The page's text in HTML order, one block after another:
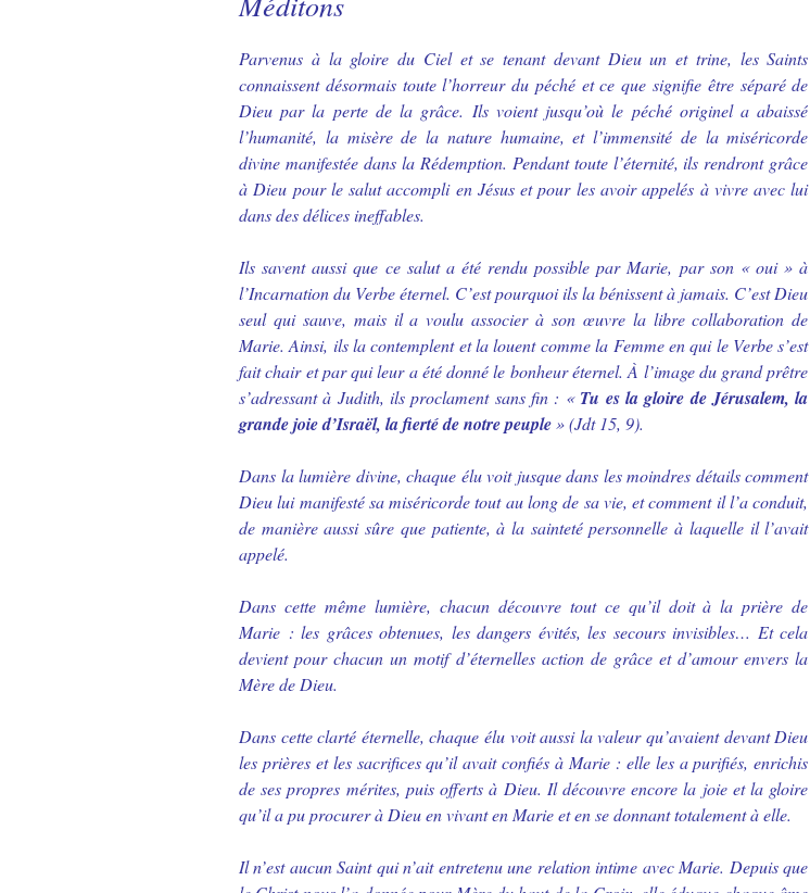
Parvenus à la gloire du Ciel et se tenant devant Dieu un et trine, les Saints
connaissent désormais toute l’horreur du péché et ce que signifie être séparé de
Dieu par la perte de la grâce. Ils voient jusqu’où le péché originel a abaissé
l’humanité, la misère de la nature humaine, et l’immensité de la miséricorde
divine manifestée dans la Rédemption. Pendant toute l’éternité, ils rendront grâce
à Dieu pour le salut accompli en Jésus et pour les avoir appelés à vivre avec lui
dans des délices ineffables.
Ils savent aussi que ce salut a été rendu possible par Marie, par son « oui » à
l’Incarnation du Verbe éternel. C’est pourquoi ils la bénissent à jamais. C’est Dieu
seul qui sauve, mais il a voulu associer à son œuvre la libre collaboration de
Marie. Ainsi, ils la contemplent et la louent comme la Femme en qui le Verbe s’est
fait chair et par qui leur a été donné le bonheur éternel. À l’image du grand prêtre
s’adressant à Judith, ils proclament sans fin : « Tu es la gloire de Jérusalem, la
grande joie d’Israël, la fierté de notre peuple» (Jdt 15, 9).
Dans la lumière divine, chaque élu voit jusque dans les moindres détails comment
Dieu lui manifesté sa miséricorde tout au long de sa vie, et comment il l’a conduit,
de manière aussi sûre que patiente, à la sainteté personnelle à laquelle il l’avait
appelé.
Dans cette même lumière, chacun découvre tout ce qu’il doit à la prière de
Marie : les grâces obtenues, les dangers évités, les secours invisibles… Et cela
devient pour chacun un motif d’éternelles action de grâce et d’amour envers la
Mère de Dieu.
Dans cette clarté éternelle, chaque élu voit aussi la valeur qu’avaient devant Dieu
les prières et les sacrifices qu’il avait confiés à Marie : elle les a purifiés, enrichis
de ses propres mérites, puis offerts à Dieu. Il découvre encore la joie et la gloire
qu’il a pu procurer à Dieu en vivant en Marie et en se donnant totalement à elle.
Il n’est aucun Saint qui n’ait entretenu une relation intime avec Marie. Depuis que